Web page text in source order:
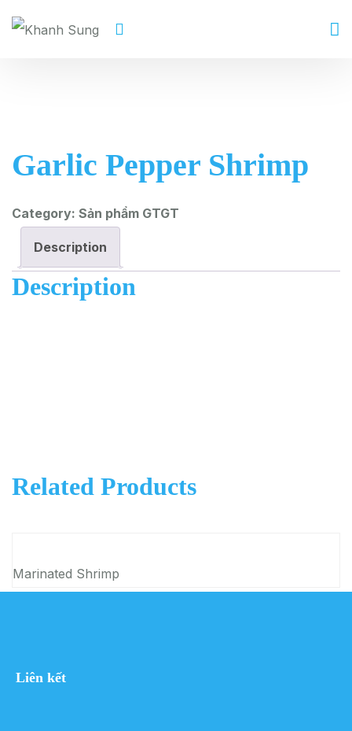
Garlic Pepper Shrimp
Category: Sản phẩm GTGT
Description
Description
Related Products
Marinated Shrimp
Liên kết